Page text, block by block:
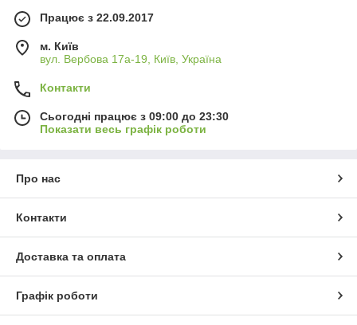
Працює з 22.09.2017
м. Київ
вул. Вербова 17а-19, Київ, Україна
Контакти
Сьогодні працює з 09:00 до 23:30
Показати весь графік роботи
Про нас
Контакти
Доставка та оплата
Графік роботи